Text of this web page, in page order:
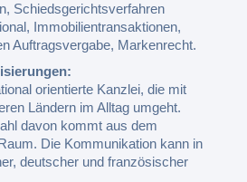
Schiedsgerichtsverfahren
Immobilientransaktionen,
Auftragsvergabe, Markenrecht.
orientierte Kanzlei, die mit
Ländern im Alltag umgeht.
davon kommt aus dem
Die Kommunikation kann in
deutscher und französischer